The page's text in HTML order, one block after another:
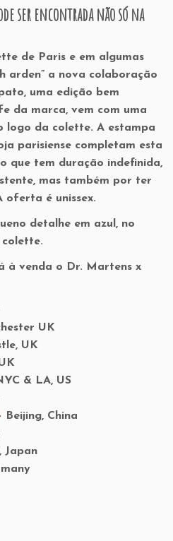
ser encontrada não só na
de Paris e em algumas
arden” a nova colaboração
uma edição bem
da marca, vem com uma
logo da colette. A estampa
parisiense completam esta
que tem duração indefinida,
mas também por ter
oferta é unissex.
detalhe em azul, no
à venda o Dr. Martens x
UK
UK
& LA, US
Beijing, China
Japan